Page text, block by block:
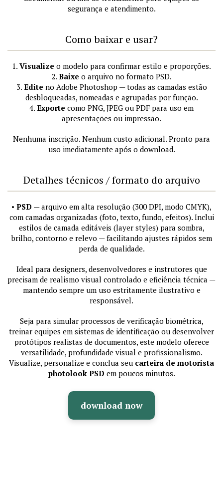
segurança e atendimento.
Como baixar e usar?
1. Visualize o modelo para confirmar estilo e proporções.
2. Baixe o arquivo no formato PSD.
3. Edite no Adobe Photoshop — todas as camadas estão
desbloqueadas, nomeadas e agrupadas por função.
4. Exporte como PNG, JPEG ou PDF para uso em
apresentações ou impressão.
Nenhuma inscrição. Nenhum custo adicional. Pronto para
uso imediatamente após o download.
Detalhes técnicos / formato do arquivo
• PSD — arquivo em alta resolução (300 DPI, modo CMYK),
com camadas organizadas (foto, texto, fundo, efeitos). Inclui
estilos de camada editáveis (layer styles) para sombra,
brilho, contorno e relevo — facilitando ajustes rápidos sem
perda de qualidade.
Ideal para designers, desenvolvedores e instrutores que
precisam de realismo visual controlado e eficiência técnica —
mantendo sempre um uso estritamente ilustrativo e
responsável.
Seja para simular processos de verificação biométrica,
treinar equipes em sistemas de identificação ou desenvolver
protótipos realistas de documentos, este modelo oferece
versatilidade, profundidade visual e profissionalismo.
Visualize, personalize e conclua seu carteira de motorista
photolook PSD em poucos minutos.
download now